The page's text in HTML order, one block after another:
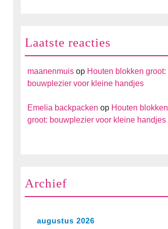
Laatste reacties
maanenmuis op Houten blokken groot:
bouwplezier voor kleine handjes
Emelia backpacken op Houten blokken
groot: bouwplezier voor kleine handjes
Archief
augustus 2026